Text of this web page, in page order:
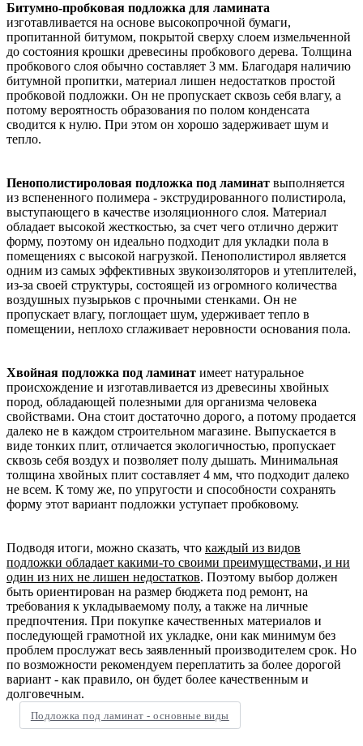
Битумно-пробковая подложка для ламината
изготавливается на основе высокопрочной бумаги,
пропитанной битумом, покрытой сверху слоем измельченной
до состояния крошки древесины пробкового дерева. Толщина
пробкового слоя обычно составляет 3 мм. Благодаря наличию
битумной пропитки, материал лишен недостатков простой
пробковой подложки. Он не пропускает сквозь себя влагу, а
потому вероятность образования по полом конденсата
сводится к нулю. При этом он хорошо задерживает шум и
тепло.
Пенополистироловая подложка под ламинат выполняется
из вспененного полимера - экструдированного полистирола,
выступающего в качестве изоляционного слоя. Материал
обладает высокой жесткостью, за счет чего отлично держит
форму, поэтому он идеально подходит для укладки пола в
помещениях с высокой нагрузкой. Пенополистирол является
одним из самых эффективных звукоизоляторов и утеплителей,
из-за своей структуры, состоящей из огромного количества
воздушных пузырьков с прочными стенками. Он не
пропускает влагу, поглощает шум, удерживает тепло в
помещении, неплохо сглаживает неровности основания пола.
Хвойная подложка под ламинат имеет натуральное
происхождение и изготавливается из древесины хвойных
пород, обладающей полезными для организма человека
свойствами. Она стоит достаточно дорого, а потому продается
далеко не в каждом строительном магазине. Выпускается в
виде тонких плит, отличается экологичностью, пропускает
сквозь себя воздух и позволяет полу дышать. Минимальная
толщина хвойных плит составляет 4 мм, что подходит далеко
не всем. К тому же, по упругости и способности сохранять
форму этот вариант подложки уступает пробковому.
Подводя итоги, можно сказать, что каждый из видов
подложки обладает какими-то своими преимуществами, и ни
один из них не лишен недостатков. Поэтому выбор должен
быть ориентирован на размер бюджета под ремонт, на
требования к укладываемому полу, а также на личные
предпочтения. При покупке качественных материалов и
последующей грамотной их укладке, они как минимум без
проблем прослужат весь заявленный производителем срок. Но
по возможности рекомендуем переплатить за более дорогой
вариант - как правило, он будет более качественным и
долговечным.
Подложка под ламинат - основные виды